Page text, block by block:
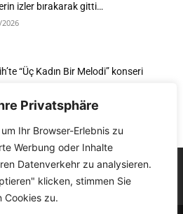
Privatsphäre
Ihr Browser-Erlebnis zu
Werbung oder Inhalte
Datenverkehr zu analysieren.
klicken, stimmen Sie
Cookies zu.
izler bırakarak gitti…
“Üç Kadın Bir Melodi” konseri